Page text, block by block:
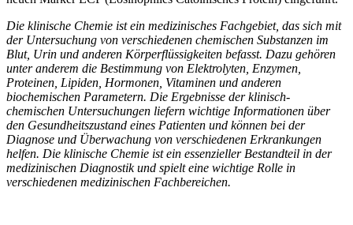
Die klinische Chemie ist ein medizinisches Fachgebiet, das sich mit
der Untersuchung von verschiedenen chemischen Substanzen im
Blut, Urin und anderen Körperflüssigkeiten befasst. Dazu gehören
unter anderem die Bestimmung von Elektrolyten, Enzymen,
Proteinen, Lipiden, Hormonen, Vitaminen und anderen
biochemischen Parametern. Die Ergebnisse der klinisch-
chemischen Untersuchungen liefern wichtige Informationen über
den Gesundheitszustand eines Patienten und können bei der
Diagnose und Überwachung von verschiedenen Erkrankungen
helfen. Die klinische Chemie ist ein essenzieller Bestandteil in der
medizinischen Diagnostik und spielt eine wichtige Rolle in
verschiedenen medizinischen Fachbereichen.